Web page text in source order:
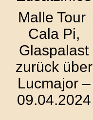
Malle Tour
Cala Pi,
Glaspalast
zurück über
Lucmajor –
09.04.2024